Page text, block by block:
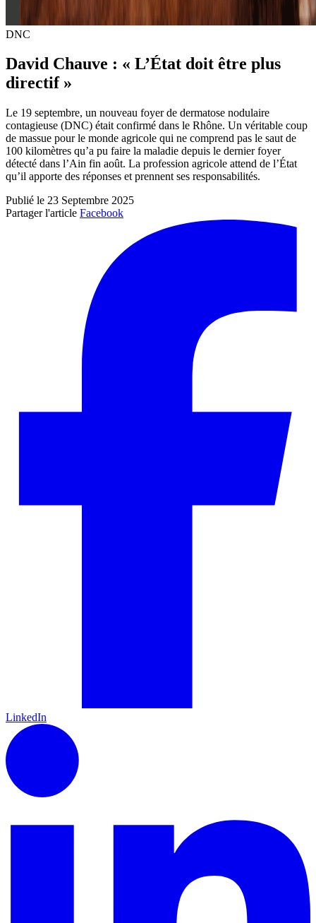
DNC
David Chauve : « L’État doit être plus
directif »
Le 19 septembre, un nouveau foyer de dermatose nodulaire
contagieuse (DNC) était confirmé dans le Rhône. Un véritable coup
de massue pour le monde agricole qui ne comprend pas le saut de
100 kilomètres qu’a pu faire la maladie depuis le dernier foyer
détecté dans l’Ain fin août. La profession agricole attend de l’État
qu’il apporte des réponses et prennent ses responsabilités.
Publié le 23 Septembre 2025
Partager l'article Facebook
LinkedIn